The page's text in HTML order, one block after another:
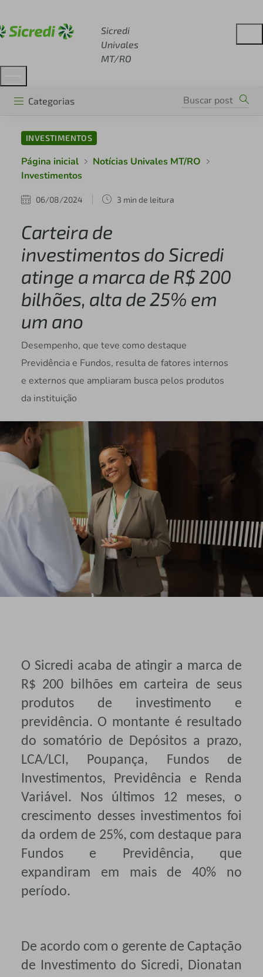
Sicredi
Univales
MT/RO
Categorias
INVESTIMENTOS
Página inicial
Notícias Univales MT/RO
Investimentos
06/08/2024 3 min de leitura
Carteira de
investimentos do Sicredi
atinge a marca de R$ 200
bilhões, alta de 25% em
um ano
Desempenho, que teve como destaque
Previdência e Fundos, resulta de fatores internos
e externos que ampliaram busca pelos produtos
da instituição
O Sicredi acaba de atingir a marca de
R$ 200 bilhões em carteira de seus
produtos de investimento e
previdência. O montante é resultado
do somatório de Depósitos a prazo,
LCA/LCI, Poupança, Fundos de
Investimentos, Previdência e Renda
Variável. Nos últimos 12 meses, o
crescimento desses investimentos foi
da ordem de 25%, com destaque para
Fundos e Previdência, que
expandiram em mais de 40% no
período.
De acordo com o gerente de Captação
de Investimento do Sicredi, Dionatan